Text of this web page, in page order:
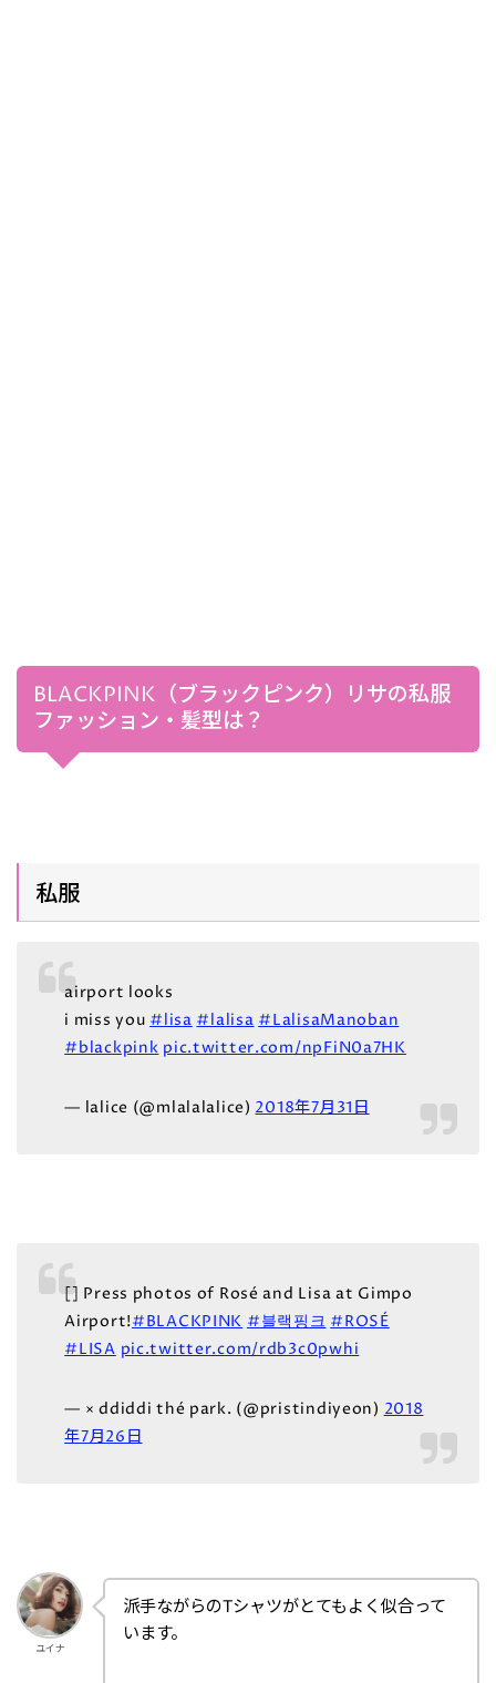
BLACKPINK（ブラックピンク）リサの私服
ファッション・髪型は？
私服
airport looks
i miss you#lisa#lalisa#LalisaManoban
#blackpink pic.twitter.com/npFiN0a7HK
— lalice (@mlalalalice) 2018年7月31日
[] Press photos of Rosé and Lisa at Gimpo
Airport!#BLACKPINK#블랙핑크#ROSÉ
#LISA pic.twitter.com/rdb3c0pwhi
— × ddiddi thé park. (@pristindiyeon)2018
年7月26日
ユイナ
派手ながらのTシャツがとてもよく似合って
います。